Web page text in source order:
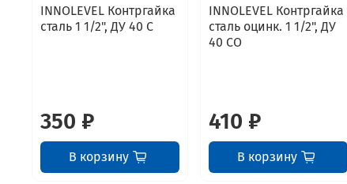
INNOLEVEL Контргайка
сталь 1 1/2", ДУ 40 С
350 ₽
В корзину
INNOLEVEL Контргайка
сталь оцинк. 1 1/2", ДУ
40 СО
410 ₽
В корзину